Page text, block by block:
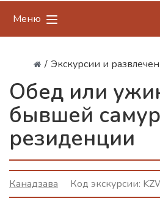
Меню
/ Экскурсии и
Обед или
бывшей
резиденции
Канадзава Код экскурсии: